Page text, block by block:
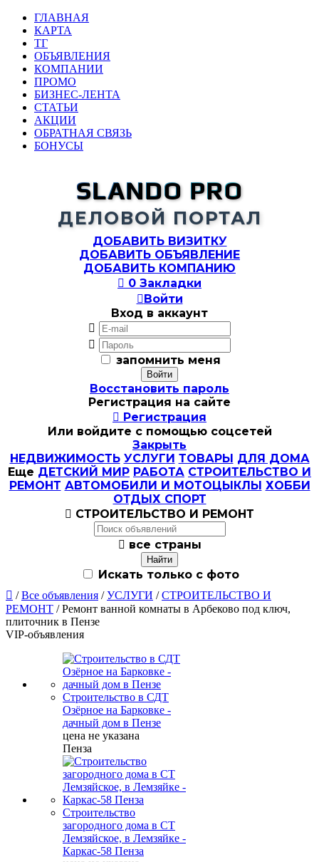
ГЛАВНАЯ
КАРТА
ТГ
ОБЪЯВЛЕНИЯ
КОМПАНИИ
ПРОМО
БИЗНЕС-ЛЕНТА
СТАТЬИ
АКЦИИ
ОБРАТНАЯ СВЯЗЬ
БОНУСЫ
SLANDO PRO
ДЕЛОВОЙ ПОРТАЛ
ДОБАВИТЬ ВИЗИТКУ
ДОБАВИТЬ ОБЪЯВЛЕНИЕ
ДОБАВИТЬ КОМПАНИЮ
 0 Закладки
Войти
Вход в аккаунт


запомнить меня
Восстановить пароль
Регистрация на сайте
 Регистрация
Или войдите с помощью соцсетей
Закрыть
НЕДВИЖИМОСТЬ УСЛУГИ ТОВАРЫ ДЛЯ ДОМА
Еще ДЕТСКИЙ МИР РАБОТА СТРОИТЕЛЬСТВО И
РЕМОНТ АВТОМОБИЛИ И МОТОЦЫКЛЫ ХОББИ
ОТДЫХ СПОРТ
 СТРОИТЕЛЬСТВО И РЕМОНТ
 все страны
Искать только с фото
 /Все объявления /УСЛУГИ /СТРОИТЕЛЬСТВО И
РЕМОНТ / Ремонт ванной комнаты в Арбеково под ключ,
плиточник в Пензе
VIP-объявления
Строительство в СДТ
Озёрное на Барковке -
дачный дом в Пензе
цена не указана
Пенза
Строительство
загородного дома в СТ
Лемзяйское, в Лемзяйке -
Каркас-58 Пенза